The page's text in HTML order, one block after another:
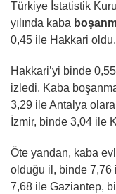
Türkiye İstatistik
yılında kaba
0,45 ile Hakkari oldu.
Hakkari’yi binde
izledi. Kaba
3,29 ile Antalya
İzmir, binde 3,04 ile
Öte yandan, kaba
olduğu il, binde 7,76
7,68 ile Gaziantep,